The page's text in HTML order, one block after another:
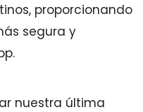
proporcionando
segura y
nuestra última